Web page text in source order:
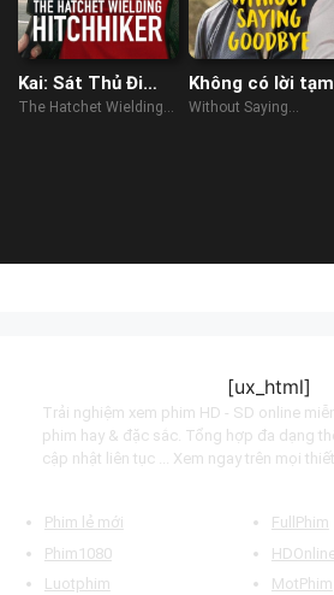
Kai: Sát Thủ Đi
Nhờ Xe
The Hatchet Wielding
Không có lời tạm
biệt
Without Saying